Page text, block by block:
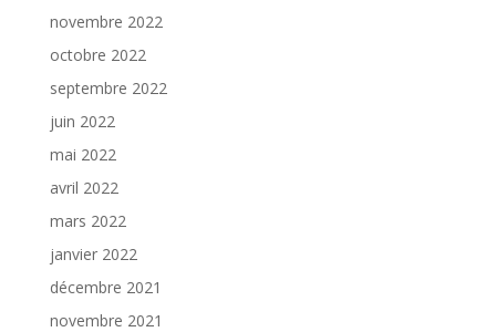
novembre 2022
octobre 2022
septembre 2022
juin 2022
mai 2022
avril 2022
mars 2022
janvier 2022
décembre 2021
novembre 2021